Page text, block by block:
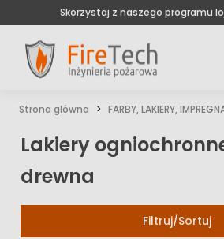
Skorzystaj z naszego programu
Strona główna FARBY, LAKIERY,
Lakiery
drewna
Filtruj/Sortuj